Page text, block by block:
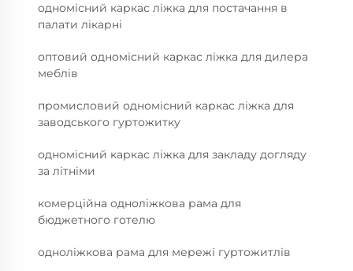
одномісний каркас ліжка для постачання в
палати лікарні
оптовий одномісний каркас ліжка для дилера
меблів
промисловий одномісний каркас ліжка для
заводського гуртожитку
одномісний каркас ліжка для закладу догляду
за літніми
комерційна одноліжкова рама для
бюджетного готелю
одноліжкова рама для мережі гуртожитлів